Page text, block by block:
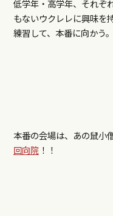
低学年・高学年、それぞ
もないウクレレに興味を
練習して、本番に向かう。
本番の会場は、あの鼠小
回向院！！